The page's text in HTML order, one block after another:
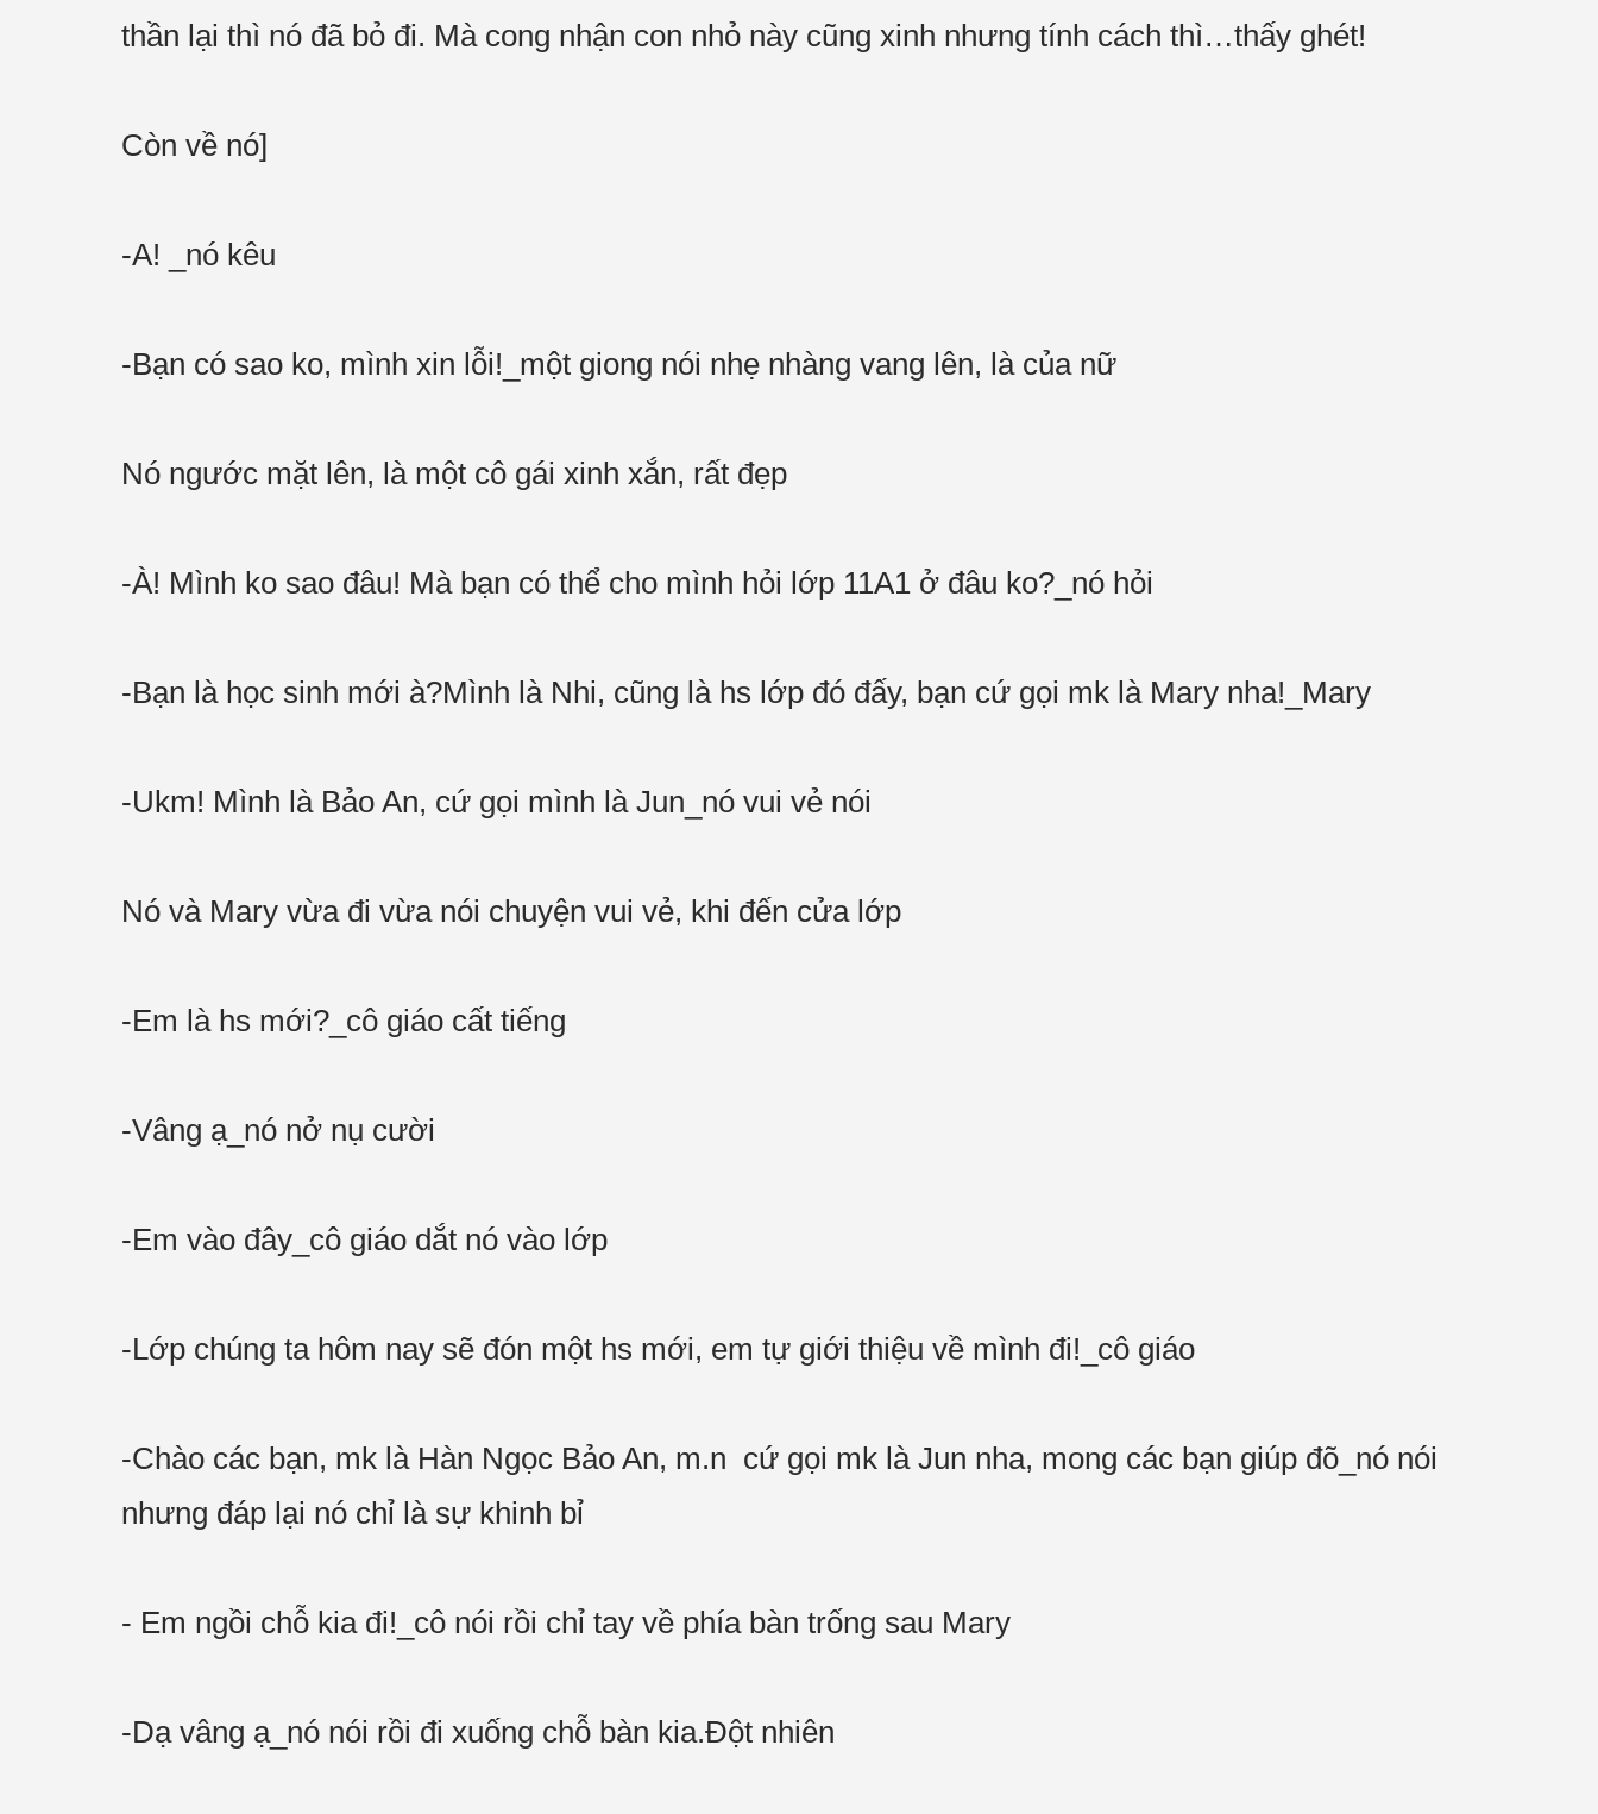
thần lại thì nó đã bỏ đi. Mà cong nhận con nhỏ này cũng xinh nhưng tính cách thì…thấy ghét!
Còn về nó]
-A! _nó kêu
-Bạn có sao ko, mình xin lỗi!_một giong nói nhẹ nhàng vang lên, là của nữ
Nó ngước mặt lên, là một cô gái xinh xắn, rất đẹp
-À! Mình ko sao đâu! Mà bạn có thể cho mình hỏi lớp 11A1 ở đâu ko?_nó hỏi
-Bạn là học sinh mới à?Mình là Nhi, cũng là hs lớp đó đấy, bạn cứ gọi mk là Mary nha!_Mary
-Ukm! Mình là Bảo An, cứ gọi mình là Jun_nó vui vẻ nói
Nó và Mary vừa đi vừa nói chuyện vui vẻ, khi đến cửa lớp
-Em là hs mới?_cô giáo cất tiếng
-Vâng ạ_nó nở nụ cười
-Em vào đây_cô giáo dắt nó vào lớp
-Lớp chúng ta hôm nay sẽ đón một hs mới, em tự giới thiệu về mình đi!_cô giáo
-Chào các bạn, mk là Hàn Ngọc Bảo An, m.n cứ gọi mk là Jun nha, mong các bạn giúp đõ_nó nói
nhưng đáp lại nó chỉ là sự khinh bỉ
- Em ngồi chỗ kia đi!_cô nói rồi chỉ tay về phía bàn trống sau Mary
-Dạ vâng ạ_nó nói rồi đi xuống chỗ bàn kia.Đột nhiên